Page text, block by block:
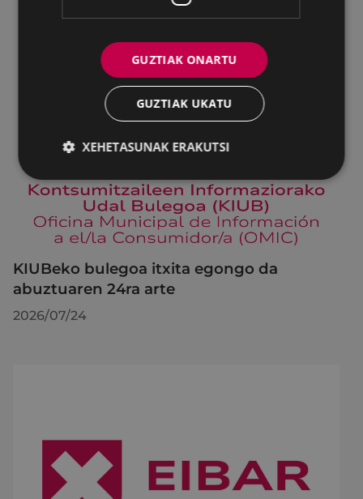
KIUBeko bulegoa itxita egongo da
abuztuaren 24ra arte
2026/07/24
GUZTIAK ONARTU
GUZTIAK UKATU
XEHETASUNAK ERAKUTSI